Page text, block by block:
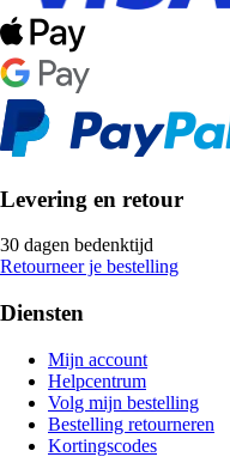
Levering en retour
30 dagen bedenktijd
Retourneer je bestelling
Diensten
Mijn account
Helpcentrum
Volg mijn bestelling
Bestelling retourneren
Kortingscodes